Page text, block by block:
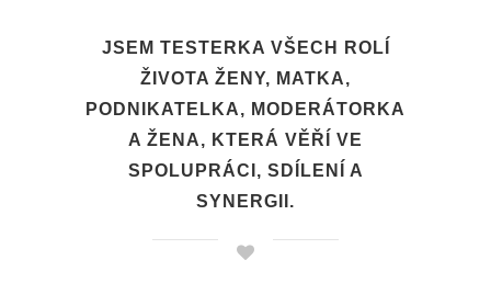
JSEM TESTERKA VŠECH ROLÍ
ŽIVOTA ŽENY, MATKA,
PODNIKATELKA, MODERÁTORKA
A ŽENA, KTERÁ VĚŘÍ VE
SPOLUPRÁCI, SDÍLENÍ A
SYNERGII.